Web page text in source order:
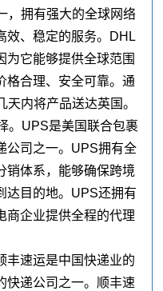
，拥有强大的全球网络
效、稳定的服务。DHL
为它能够提供全球范围
格合理、安全可靠。通
内将产品送达英国。
。UPS是美国联合包裹
公司之一。UPS拥有全
销体系，能够确保跨境
达目的地。UPS还拥有
商企业提供全程的代理
丰速运是中国快递业的
快递公司之一。顺丰速